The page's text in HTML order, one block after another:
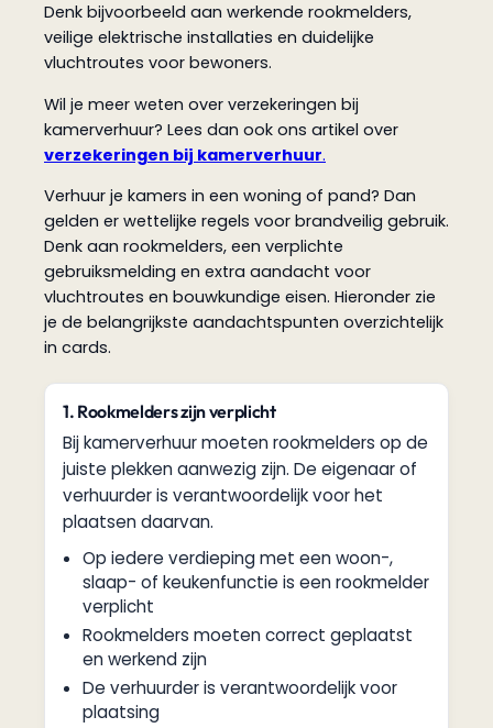
Denk bijvoorbeeld aan werkende rookmelders,
veilige elektrische installaties en duidelijke
vluchtroutes voor bewoners.
Wil je meer weten over verzekeringen bij
kamerverhuur? Lees dan ook ons artikel over
verzekeringen bij kamerverhuur.
Verhuur je kamers in een woning of pand? Dan
gelden er wettelijke regels voor brandveilig gebruik.
Denk aan rookmelders, een verplichte
gebruiksmelding en extra aandacht voor
vluchtroutes en bouwkundige eisen. Hieronder zie
je de belangrijkste aandachtspunten overzichtelijk
in cards.
1. Rookmelders zijn verplicht
Bij kamerverhuur moeten rookmelders op de
juiste plekken aanwezig zijn. De eigenaar of
verhuurder is verantwoordelijk voor het
plaatsen daarvan.
Op iedere verdieping met een woon-,
slaap- of keukenfunctie is een rookmelder
verplicht
Rookmelders moeten correct geplaatst
en werkend zijn
De verhuurder is verantwoordelijk voor
plaatsing